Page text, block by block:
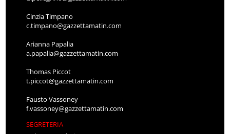
Cinzia Timpano
c.timpano@gazzettamatin.com
Arianna Papalia
a.papalia@gazzettamatin.com
Thomas Piccot
t.piccot@gazzettamatin.com
Fausto Vassoney
f.vassoney@gazzettamatin.com
SEGRETERIA